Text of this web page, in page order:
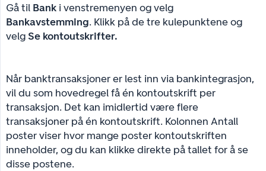
Gå til Bank i venstremenyen og velg
Bankavstemming. Klikk på de tre kulepunktene og
velg Se kontoutskrifter.
Når banktransaksjoner er lest inn via bankintegrasjon,
vil du som hovedregel få én kontoutskrift per
transaksjon. Det kan imidlertid være flere
transaksjoner på én kontoutskrift. Kolonnen Antall
poster viser hvor mange poster kontoutskriften
inneholder, og du kan klikke direkte på tallet for å se
disse postene.